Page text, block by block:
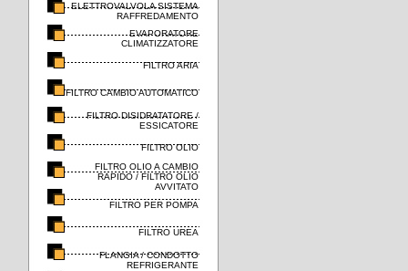
ELETTROVALVOLA SISTEMA
RAFFREDAMENTO
EVAPORATORE
CLIMATIZZATORE
FILTRO ARIA
FILTRO CAMBIO AUTOMATICO
FILTRO DISIDRATATORE /
ESSICATORE
FILTRO OLIO
FILTRO OLIO A CAMBIO
RAPIDO / FILTRO OLIO
AVVITATO
FILTRO PER POMPA
FILTRO UREA
FLANGIA / CONDOTTO
REFRIGERANTE